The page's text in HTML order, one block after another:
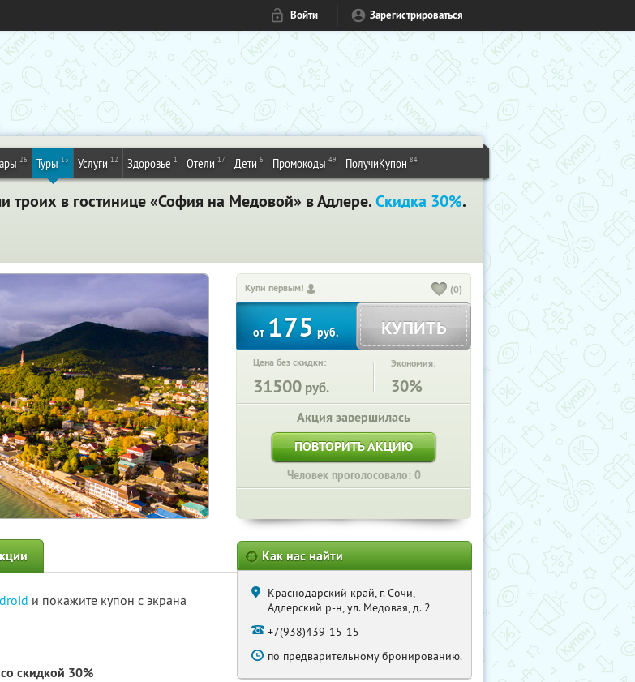
Войти Зарегистрироваться
26 Туры 13 Услуги 12 Здоровье 1 Отели 17 Дети 6 Промокоды 49 ПолучиКупон 84
троих в гостинице «София на Медовой» в Адлере.Скидка 30%.
Купи первым! (0)
от175руб. КУПИТЬ
Цена без скидки:
31500 руб.
Экономия:
30%
Акция завершилась
ПОВТОРИТЬ АКЦИЮ
Человек проголосовало: 0
и покажите купон с экрана
скидкой 30%
Как нас найти
Краснодарский край, г. Сочи,
Адлерский р-н, ул. Медовая, д. 2
+7(938)439-15-15
по предварительному бронированию.